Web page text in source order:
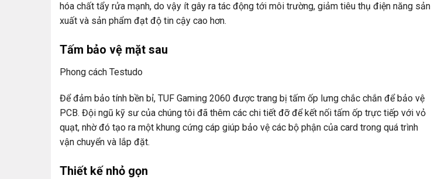
hóa chất tẩy rửa mạnh, do vậy ít gây ra tác động tới môi trường, giảm tiêu thụ điện năng sản
xuất và sản phẩm đạt độ tin cậy cao hơn.
Tấm bảo vệ mặt sau
Phong cách Testudo
Để đảm bảo tính bền bỉ, TUF Gaming 2060 được trang bị tấm ốp lưng chắc chắn để bảo vệ
PCB. Đội ngũ kỹ sư của chúng tôi đã thêm các chi tiết đỡ để kết nối tấm ốp trực tiếp với vỏ
quạt, nhờ đó tạo ra một khung cứng cáp giúp bảo vệ các bộ phận của card trong quá trình
vận chuyển và lắp đặt.
Thiết kế nhỏ gọn